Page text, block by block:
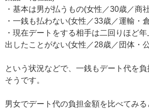
・基本は男が払うもの(女性／30歳／商
・一銭も払わない(女性／33歳／運輸・
・現在デートをする相手は二回りほど
出したことがない(女性／28歳／団体・
という状況などで、一銭もデート代を
そうです。
男女でデート代の負担金額を比べてみ